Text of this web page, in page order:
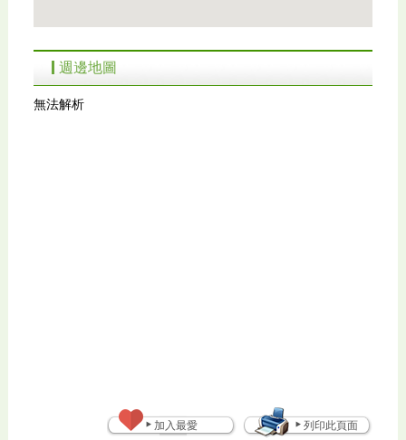
週邊地圖
無法解析
加入最愛 列印此頁面